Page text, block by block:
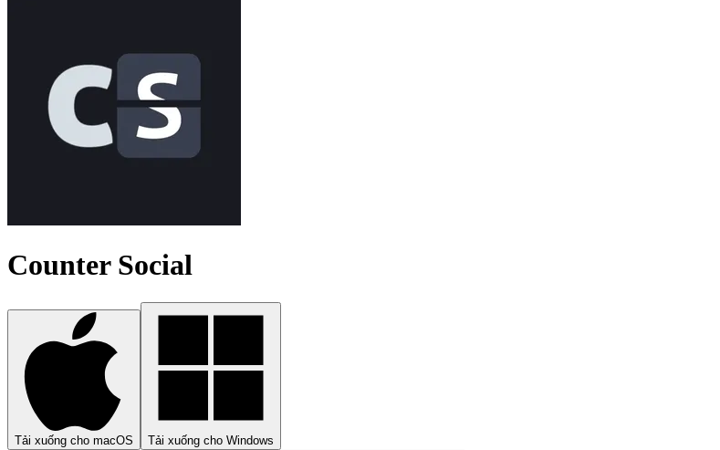
Counter Social
Tải xuống cho macOS Tải xuống cho Windows